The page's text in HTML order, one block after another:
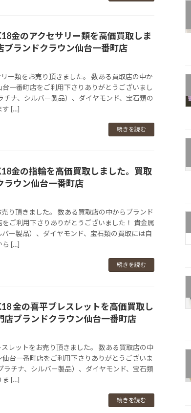
金のアクセサリー類を高価買取しま
ブランドクラウン仙台一番町店
ー類をお売り頂きました。 数ある買取店の中か
一番町店をご利用下さりありがとうございまし
チナ、シルバー製品）、ダイヤモンド、宝石類の
す […]
続きを読む
金の指輪を高価買取しました。買取
ラウン仙台一番町店
り頂きました。 数ある買取店の中からブランド
ご利用下さりありがとうございました！ 貴金属
バー製品）、ダイヤモンド、宝石類の買取には自
ら […]
続きを読む
金の喜平ブレスレットを高価買取し
店ブランドクラウン仙台一番町店
レットをお売り頂きました。 数ある買取店の中
台一番町店をご利用下さりありがとうございま
ラチナ、シルバー製品）、ダイヤモンド、宝石類
ま […]
続きを読む